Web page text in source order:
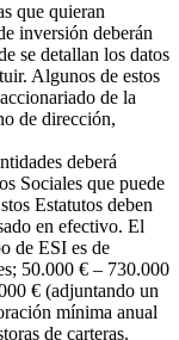
que quieran
inversión deberán
se detallan los datos
Algunos de estos
de la
de dirección,
deberá
Sociales que puede
Estatutos deben
en efectivo. El
de ESI es de
50.000 € – 730.000
€ (adjuntando un
mínima anual
de carteras.